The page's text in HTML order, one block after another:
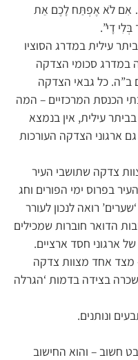
אִם לֹא אֶפְתַּח לָכֶם אֵת
דָי”.
עילית במדרג הסוציו
במדרג סכומי הצדקה
ב”ה. כל גבאי הצדקה
הכנסת המרכזיים – המה
עילית, אין בנמצא
ארגוני הצדקה העורכות
צדקה שתושבי העיר
בפרוס ימי הפורים וחג
רואה לנכון לעורר
הדואר חוברות שמכילים
ארגוני חסד ארציים.
מצד אחד מצוות צדקה
בצידה בדמות ‘הגרלה
ונותנים.
חשוב – והוא החישוב